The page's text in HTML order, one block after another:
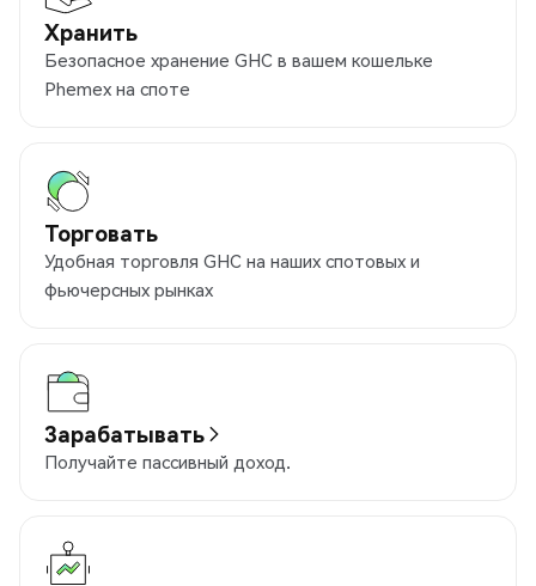
Хранить
Безопасное хранение GHC в вашем кошельке
Phemex на споте
Торговать
Удобная торговля GHC на наших спотовых и
фьючерсных рынках
Зарабатывать
Получайте пассивный доход.